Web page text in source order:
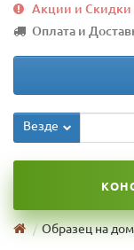
Акции и Скидки
Оплата и
Везде
Образец на